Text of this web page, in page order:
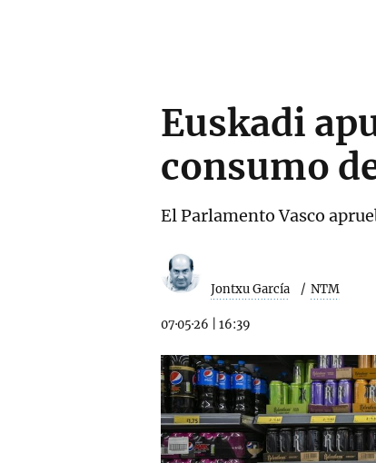
Euskadi
consumo
El Parlamento Vasco
Jontxu García NTM
07·05·26 16:39